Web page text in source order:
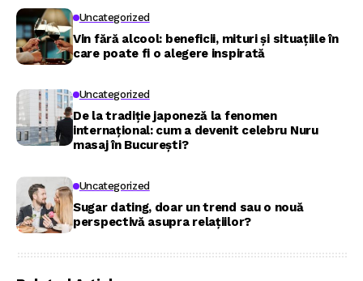
Uncategorized
Vin fără alcool: beneficii, mituri și situațiile în
care poate fi o alegere inspirată
Uncategorized
De la tradiție japoneză la fenomen
internațional: cum a devenit celebru Nuru
masaj în București?
Uncategorized
Sugar dating, doar un trend sau o nouă
perspectivă asupra relațiilor?